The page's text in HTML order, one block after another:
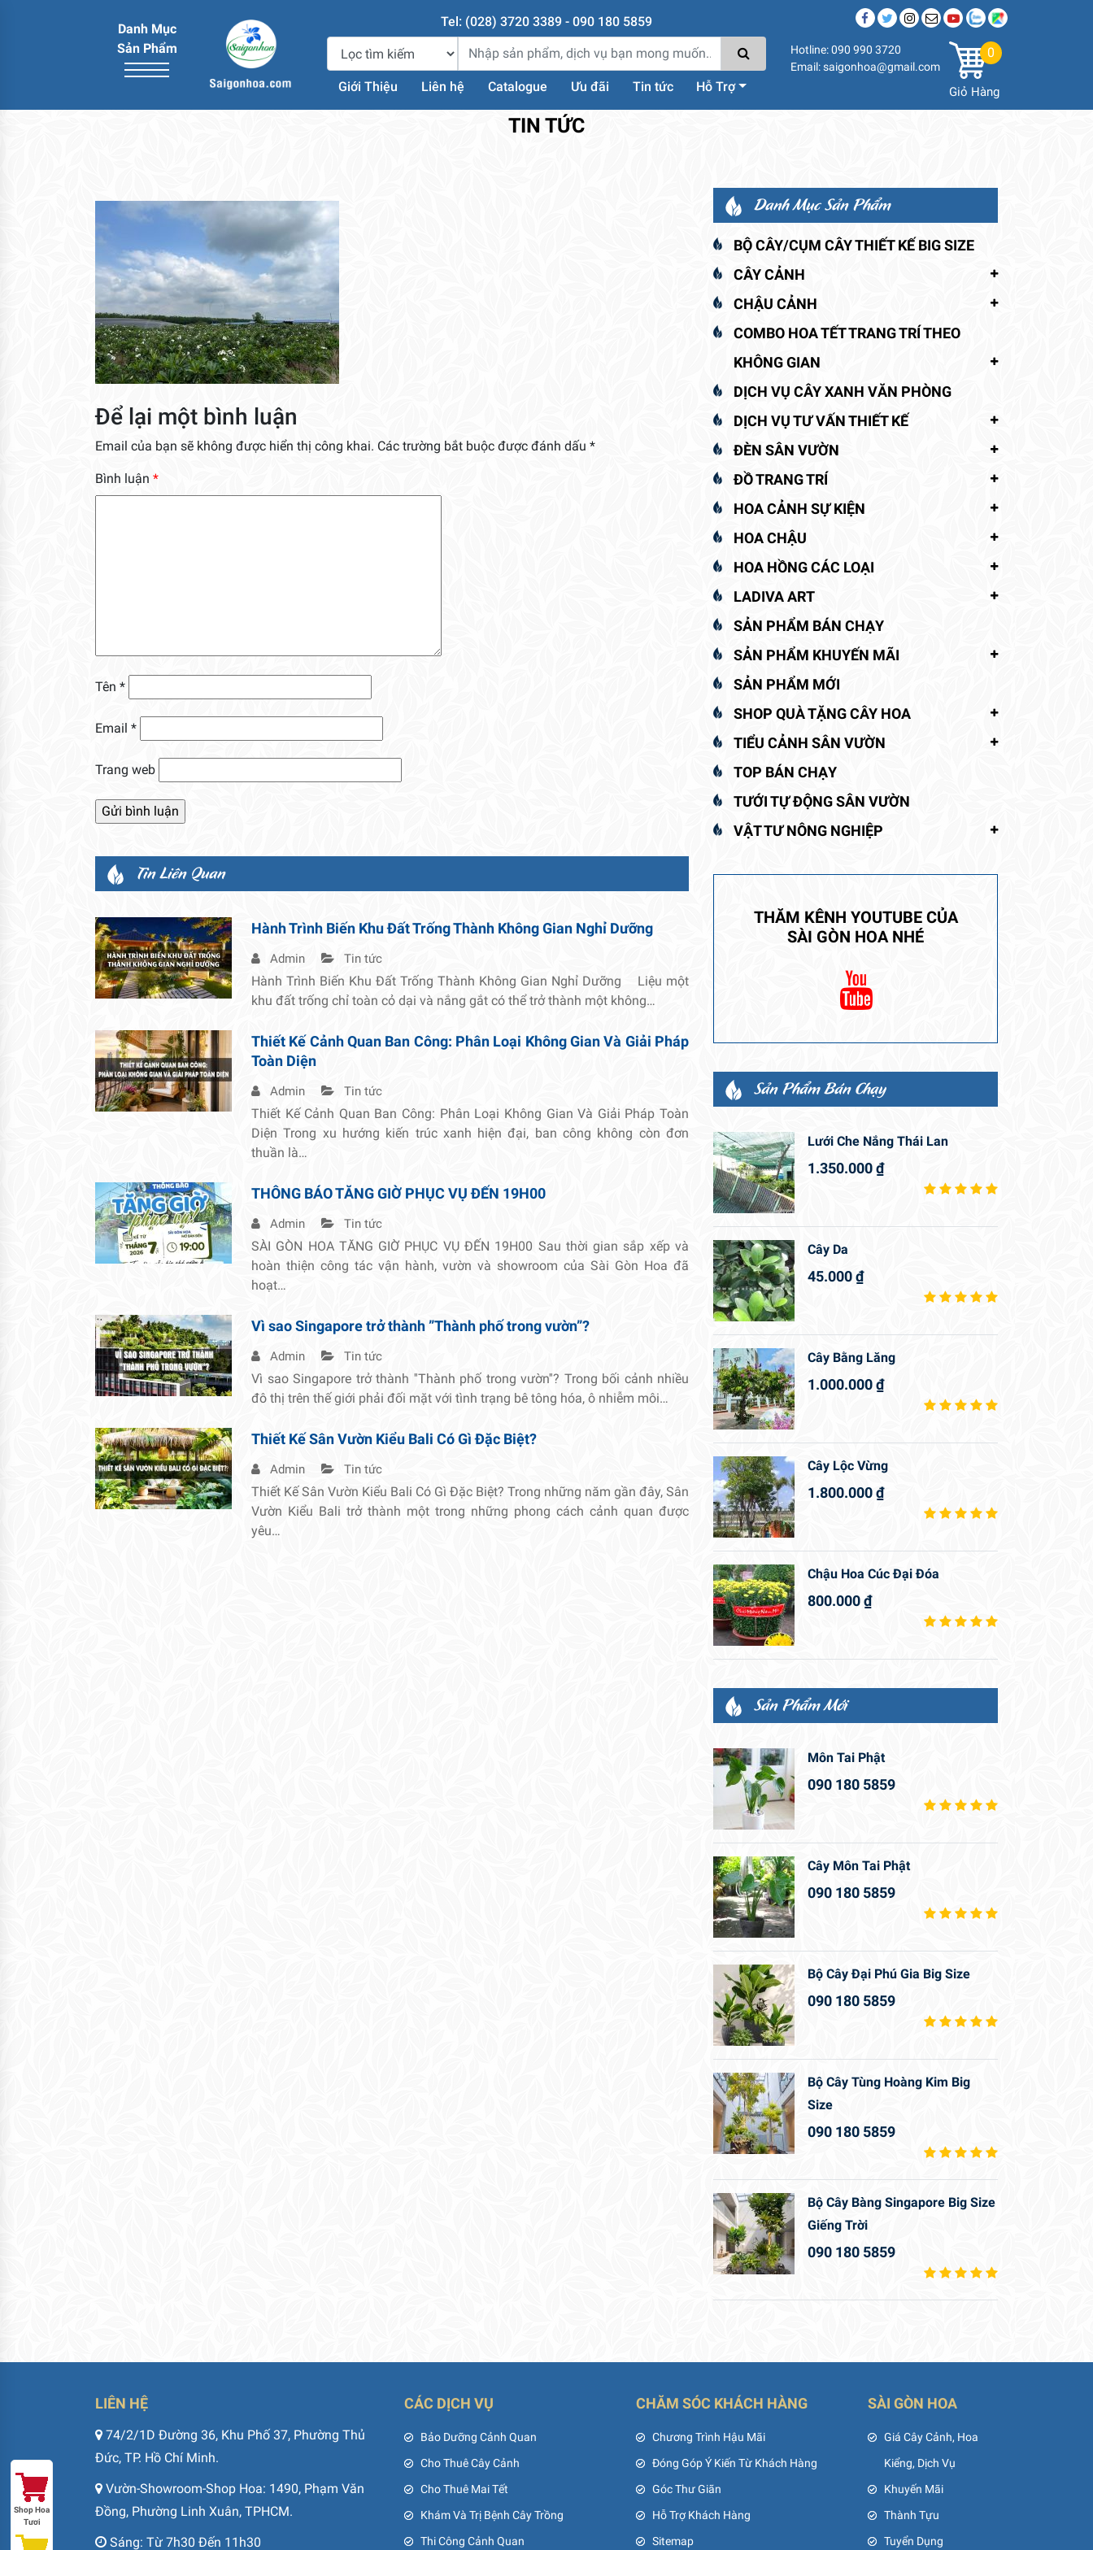
Danh Mục
Sản Phẩm
Tel: (028) 3720 3389 - 090 180 5859
Giới Thiệu Liên hệ Catalogue Ưu đãi Tin tức Hỗ Trợ
Hotline: 090 990 3720
Email: saigonhoa@gmail.com
0
Giỏ Hàng
TIN TỨC
Để lại một bình luận
Email của bạn sẽ không được hiển thị công khai. Các trường bắt buộc được đánh dấu *
Bình luận *
Tên *
Email *
Trang web
Tin Liên Quan
Hành Trình Biến Khu Đất Trống Thành Không Gian Nghỉ Dưỡng
Admin Tin tức
Hành Trình Biến Khu Đất Trống Thành Không Gian Nghỉ Dưỡng Liệu một
khu đất trống chỉ toàn cỏ dại và nắng gắt có thể trở thành một không…
Thiết Kế Cảnh Quan Ban Công: Phân Loại Không Gian Và Giải Pháp
Toàn Diện
Admin Tin tức
Thiết Kế Cảnh Quan Ban Công: Phân Loại Không Gian Và Giải Pháp Toàn
Diện Trong xu hướng kiến trúc xanh hiện đại, ban công không còn đơn
thuần là…
THÔNG BÁO TĂNG GIỜ PHỤC VỤ ĐẾN 19H00
Admin Tin tức
SÀI GÒN HOA TĂNG GIỜ PHỤC VỤ ĐẾN 19H00 Sau thời gian sắp xếp và
hoàn thiện công tác vận hành, vườn và showroom của Sài Gòn Hoa đã
hoạt…
Vì sao Singapore trở thành ”Thành phố trong vườn”?
Admin Tin tức
Vì sao Singapore trở thành ''Thành phố trong vườn''? Trong bối cảnh nhiều
đô thị trên thế giới phải đối mặt với tình trạng bê tông hóa, ô nhiễm môi…
Thiết Kế Sân Vườn Kiểu Bali Có Gì Đặc Biệt?
Admin Tin tức
Thiết Kế Sân Vườn Kiểu Bali Có Gì Đặc Biệt? Trong những năm gần đây, Sân
Vườn Kiểu Bali trở thành một trong những phong cách cảnh quan được
yêu…
Danh Mục Sản Phẩm
BỘ CÂY/CỤM CÂY THIẾT KẾ BIG SIZE
CÂY CẢNH
CHẬU CẢNH
COMBO HOA TẾT TRANG TRÍ THEO
KHÔNG GIAN
DỊCH VỤ CÂY XANH VĂN PHÒNG
DỊCH VỤ TƯ VẤN THIẾT KẾ
ĐÈN SÂN VƯỜN
ĐỒ TRANG TRÍ
HOA CẢNH SỰ KIỆN
HOA CHẬU
HOA HỒNG CÁC LOẠI
LADIVA ART
SẢN PHẨM BÁN CHẠY
SẢN PHẨM KHUYẾN MÃI
SẢN PHẨM MỚI
SHOP QUÀ TẶNG CÂY HOA
TIỂU CẢNH SÂN VƯỜN
TOP BÁN CHẠY
TƯỚI TỰ ĐỘNG SÂN VƯỜN
VẬT TƯ NÔNG NGHIỆP
THĂM KÊNH YOUTUBE CỦA
SÀI GÒN HOA NHÉ
Sản Phẩm Bán Chạy
Lưới Che Nắng Thái Lan
1.350.000₫
Cây Da
45.000₫
Cây Bằng Lăng
1.000.000₫
Cây Lộc Vừng
1.800.000₫
Chậu Hoa Cúc Đại Đóa
800.000₫
Sản Phẩm Mới
Môn Tai Phật
090 180 5859
Cây Môn Tai Phật
090 180 5859
Bộ Cây Đại Phú Gia Big Size
090 180 5859
Bộ Cây Tùng Hoàng Kim Big
Size
090 180 5859
Bộ Cây Bàng Singapore Big Size
Giếng Trời
090 180 5859
LIÊN HỆ
74/2/1D Đường 36, Khu Phố 37, Phường Thủ
Đức, TP. Hồ Chí Minh.
Vườn-Showroom-Shop Hoa: 1490, Phạm Văn
Đồng, Phường Linh Xuân, TPHCM.
Sáng: Từ 7h30 Đến 11h30
CÁC DỊCH VỤ
Bảo Dưỡng Cảnh Quan
Cho Thuê Cây Cảnh
Cho Thuê Mai Tết
Khám Và Trị Bệnh Cây Trồng
Thi Công Cảnh Quan
CHĂM SÓC KHÁCH HÀNG
Chương Trình Hậu Mãi
Đóng Góp Ý Kiến Từ Khách Hàng
Góc Thư Giãn
Hỗ Trợ Khách Hàng
Sitemap
SÀI GÒN HOA
Giá Cây Cảnh, Hoa
Kiểng, Dịch Vụ
Khuyến Mãi
Thành Tựu
Tuyển Dụng
Shop Hoa
Tươi